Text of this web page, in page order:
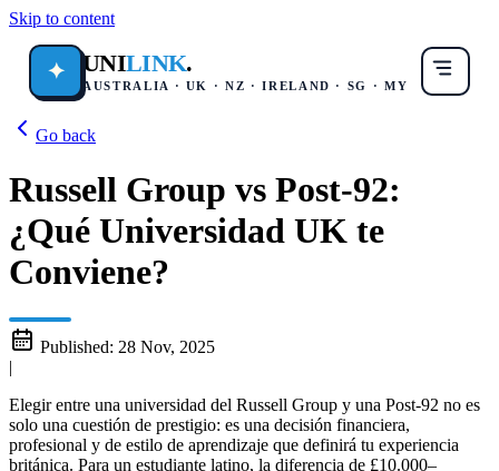
Skip to content
✦ UNILINK.
AUSTRALIA · UK · NZ · IRELAND · SG · MY
Go back
Russell Group vs Post-92:
¿Qué Universidad UK te
Conviene?
Published: 28 Nov, 2025
|
Elegir entre una universidad del Russell Group y una Post-92 no es
solo una cuestión de prestigio: es una decisión financiera,
profesional y de estilo de aprendizaje que definirá tu experiencia
británica. Para un estudiante latino, la diferencia de £10.000–